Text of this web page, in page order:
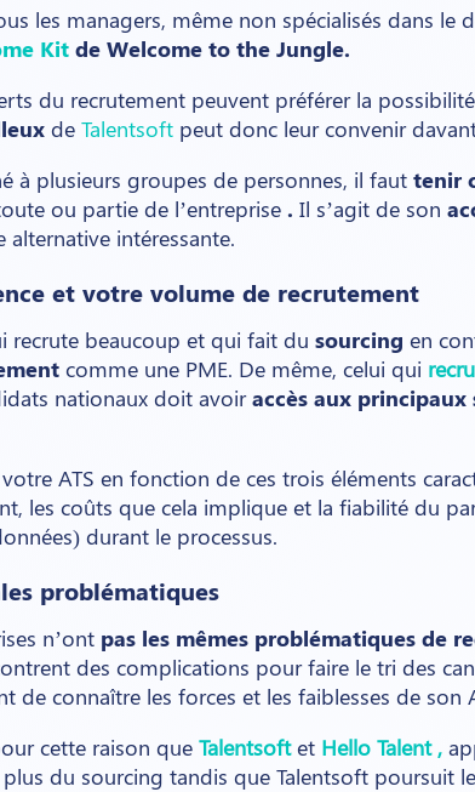
les managers, même non spécialisés dans le
Kit de Welcome to the Jungle.
du recrutement peuvent préférer la
de Talentsoft peut donc leur convenir
à plusieurs groupes de personnes, il faut tenir
ou partie de l’entreprise . Il s’agit de son
alternative intéressante.
et votre volume de recrutement
recrute beaucoup et qui fait du sourcing en
comme une PME. De même, celui qui
nationaux doit avoiraccès aux
ATS en fonction de ces trois éléments
les coûts que cela implique et la fiabilité du
durant le processus.
problématiques
n’ont pas les mêmes problématiques de
des complications pour faire le tri des
de connaître les forces et les faiblesses de son
cette raison que Talentsoftet Hello Talent ,
du sourcing tandis que Talentsoft poursuit